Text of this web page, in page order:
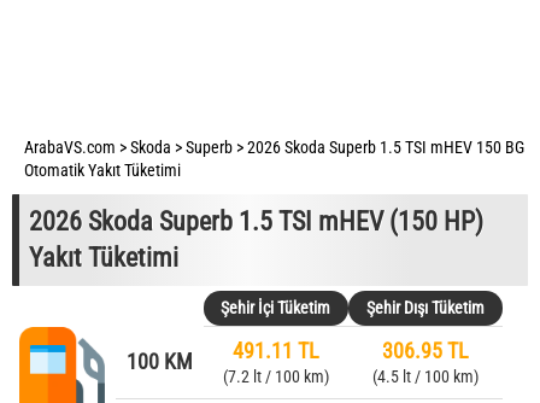
ArabaVS.com >Skoda >Superb >2026 Skoda Superb 1.5 TSI mHEV 150 BG
Otomatik Yakıt Tüketimi
2026 Skoda Superb 1.5 TSI mHEV (150 HP)
Yakıt Tüketimi
Şehir İçi Tüketim Şehir Dışı Tüketim
100 KM 491.11 TL
(7.2 lt / 100 km)
306.95 TL
(4.5 lt / 100 km)